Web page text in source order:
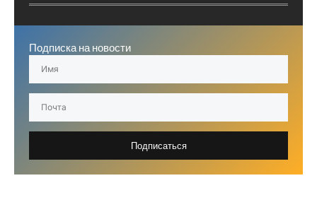
Подписка на новости
Подписаться